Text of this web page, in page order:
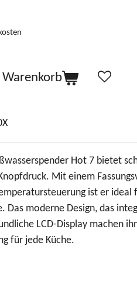
Hot 7 bietet
Mit einem
ist er ideal
Das moderne Design, das
LCD-Display machen
für jede Küche.